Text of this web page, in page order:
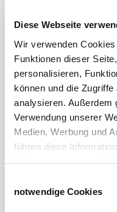
Diese Webseite
Wir verwenden
Funktionen dieser
personalisieren,
können und die
analysieren. Außerdem
Verwendung unserer
Medien, Werbung und
führen diese
Daten zusammen, die
haben.
notwendige Cookies
Windschutzgewebe
Windschutznetze für
Galerie
Windschutznetz für
Windschutznetz für
Lubratec Tore
Lubratec Fronten
Planenvorhang
Windschutznetz mit
Windschutznetz